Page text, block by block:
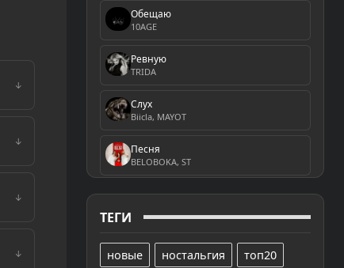
Обещаю
10AGE
Ревную
TRIDA
Слух
Biicla, MAYOT
Песня
BELOBOKA, ST
ТЕГИ
новые ностальгия топ20
↓
↓
↓
↓